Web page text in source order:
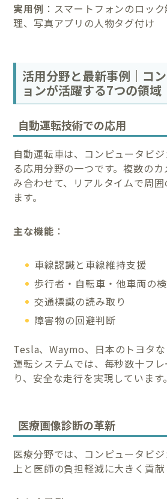
実用例 ：スマートフォンのロッ
理、写真アプリの人物タグ付け
活用分野と最新事例｜コ
ョンが活躍する7つの領域
自動運転技術での応用
自動運転車は、コンピュータビ
る応用分野の一つです。複数の
み合わせて、リアルタイムで周
ます。
主な機能 ：
車線認識と車線維持支援
歩行者・自転車・他車両の
交通標識の読み取り
障害物の回避判断
Tesla、Waymo、日本のトヨタ
運転システムでは、毎秒数十フ
り、安全な走行を実現しています。
医療画像診断の革新
医療分野では、コンピュータビ
上と医師の負担軽減に大きく貢献